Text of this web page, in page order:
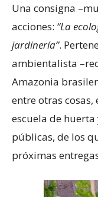
Una consigna
acciones: “La
jardinería”.
ambientalista
Amazonia
entre otras cosas,
escuela de
públicas, de los
próximas